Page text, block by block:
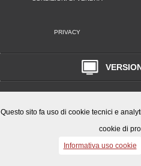
PRIVACY
P.I. / C.F. 08786301005 CCIAA ROMA
Questo sito fa uso di cookie tecnici e
cookie di
Informativa uso cookie